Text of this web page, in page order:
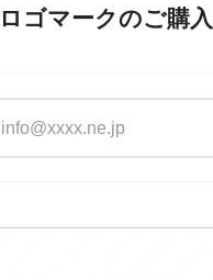
ロゴマークのご購入